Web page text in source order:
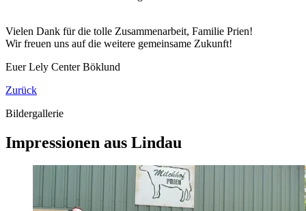
Vielen Dank für die tolle Zusammenarbeit, Familie Prien!
Wir freuen uns auf die weitere gemeinsame Zukunft!
Euer Lely Center Böklund
Zurück
Bildergallerie
Impressionen aus Lindau